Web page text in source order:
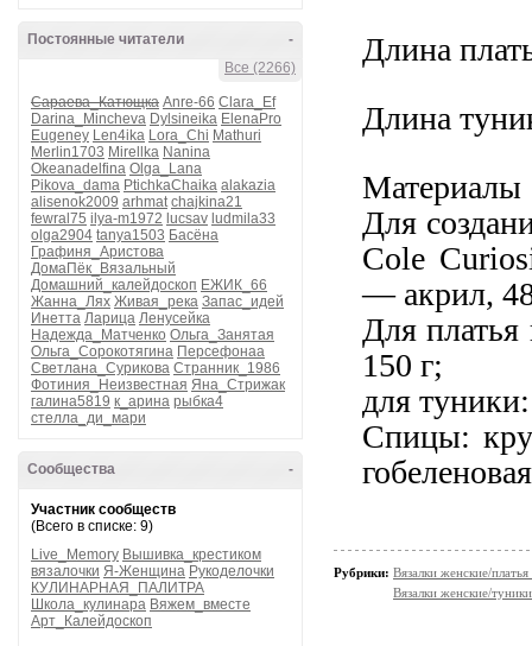
-
Постоянные читатели
Все (2266)
Сараева_Катющка Anre-66 Clara_Ef
Darina_Mincheva Dylsineika ElenaPro
Eugeney Len4ika Lora_Chi Mathuri
Merlin1703 Mirellka Nanina
Okeanadelfina Olga_Lana
Pikova_dama PtichkaChaika alakazia
alisenok2009 arhmat chajkina21
fewral75 ilya-m1972 lucsav ludmila33
olga2904 tanya1503 Басёна
Графиня_Аристова
ДомаПёк_Вязальный
Домашний_калейдоскоп ЕЖИК_66
Жанна_Лях Живая_река Запас_идей
Инетта Ларица Ленусейка
Надежда_Матченко Ольга_Занятая
Ольга_Сорокотягина Персефонаа
Светлана_Сурикова Странник_1986
Фотиния_Неизвестная Яна_Стрижак
галина5819 к_арина рыбка4
стелла_ди_мари
-
Сообщества
Участник сообществ
(Всего в списке: 9)
Live_Memory Вышивка_крестиком
вязалочки Я-Женщина Рукоделочки
КУЛИНАРНАЯ_ПАЛИТРА
Школа_кулинара Вяжем_вместе
Арт_Калейдоскоп
Длина
Длина
Материалы
Для
Cole
— акрил,
Для
150 г;
для
Спицы:
Рубрики: Вязалки женские/
Вязалки женские/